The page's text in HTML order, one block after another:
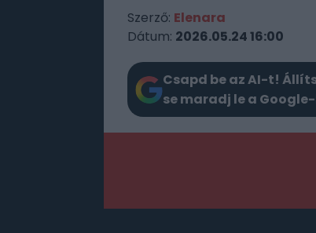
Szerző: Elenara
Dátum: 2026.05.24 16:00
Csapd be az AI-t!
se maradj le a